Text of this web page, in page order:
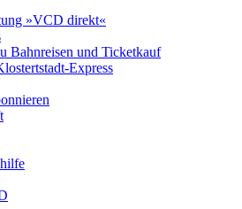
»VCD direkt«
Bahnreisen und Ticketkauf
Express